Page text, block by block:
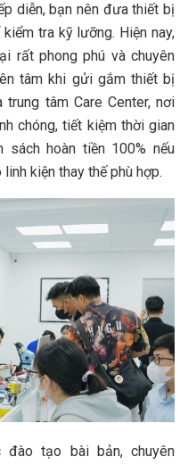
diễn, bạn nên đưa thiết bị
tra kỹ lưỡng. Hiện nay,
rất phong phú và chuyên
tâm khi gửi gắm thiết bị
tâm Care Center, nơi
chóng, tiết kiệm thời gian
hoàn tiền 100% nếu
kiện thay thế phù hợp.
đào tạo bài bản, chuyên